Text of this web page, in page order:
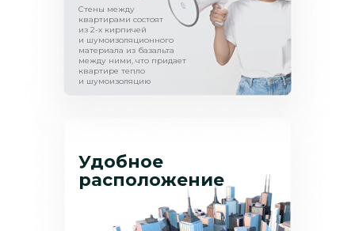
Удобное
расположение
Стены между
квартирами состоят
из 2-х кирпичей
и шумоизоляционного
материала из базальта
между ними, что придает
квартире тепло
и шумоизоляцию